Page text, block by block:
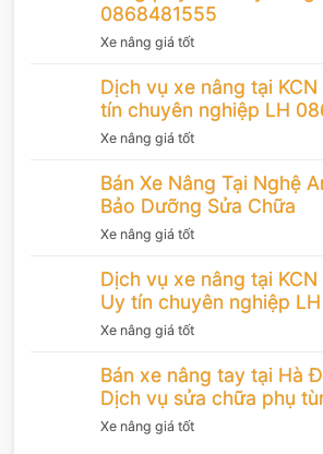
0868481555
Xe nâng giá tốt
Dịch vụ xe nâng tại
tín chuyên nghiệp LH
Xe nâng giá tốt
Bán Xe Nâng Tại Nghệ
Bảo Dưỡng Sửa Chữa
Xe nâng giá tốt
Dịch vụ xe nâng tại KCN
Uy tín chuyên nghiệp
Xe nâng giá tốt
Bán xe nâng tay tại Hà
Dịch vụ sửa chữa phụ
Xe nâng giá tốt